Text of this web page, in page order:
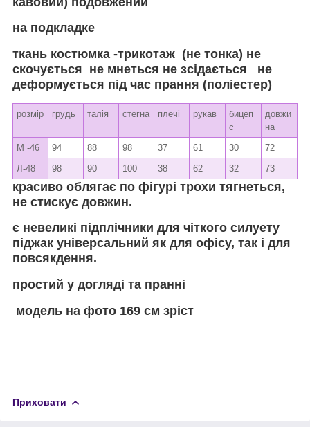
на подкладке
ткань костюмка -трикотаж (не тонка) не
скочується не мнеться не зсідається не
деформується під час прання (поліестер)
розмір грудь талія стегна плечі рукав
бицеп
с
довжи
на
М -46
94 88 98 37 61 30
72
Л-48
98 90 100 38 62 32 73
красиво облягає по фігурі трохи тягнеться,
не стискує довжин.
є невеликі підплічники для чіткого силуету
піджак універсальний як для офісу, так і для
повсякдення.
простий у догляді та пранні
модель на фото 169 см зріст
Приховати